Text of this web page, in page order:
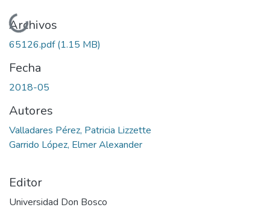
Cargando...
Archivos
65126.pdf(1.15 MB)
Fecha
2018-05
Autores
Valladares Pérez, Patricia Lizzette
Garrido López, Elmer Alexander
Editor
Universidad Don Bosco